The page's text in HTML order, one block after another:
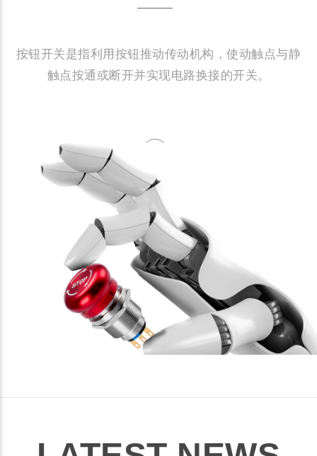
按钮开关是指利用按钮推动传动机构，使动触点与静
触点按通或断开并实现电路换接的开关。